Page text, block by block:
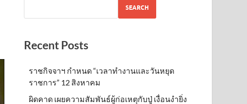
SEARCH
Recent Posts
ราชกิจจาฯ กำหนด “เวลาทำงานและวันหยุด
ราชการ” 12 สิงหาคม
ผิดคาด เผยความสัมพันธ์ผู้ก่อเหตุกับปู่ เงื่อนงำยิ่ง